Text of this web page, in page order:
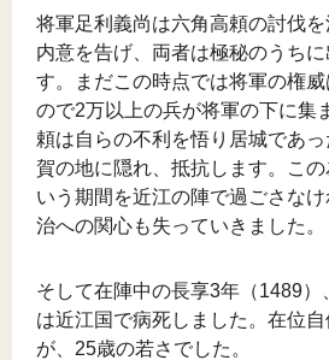
将軍足利義尚は六角高頼の討伐
内意を告げ、両者は極秘のうち
す。まだこの時点では将軍の権
ので2万以上の兵が将軍の下に集
頼は自らの不利を悟り居城であ
賀の地に隠れ、抵抗します。こ
いう期間を近江の陣で過ごさな
治への関心も失っていきました。
そして在陣中の長享3年（1489）
は近江国で病死しました。在位
が、25歳の若さでした。